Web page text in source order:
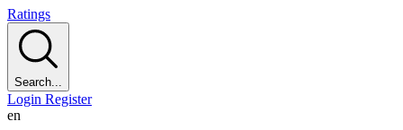
Ratings
Search...
Login Register
en